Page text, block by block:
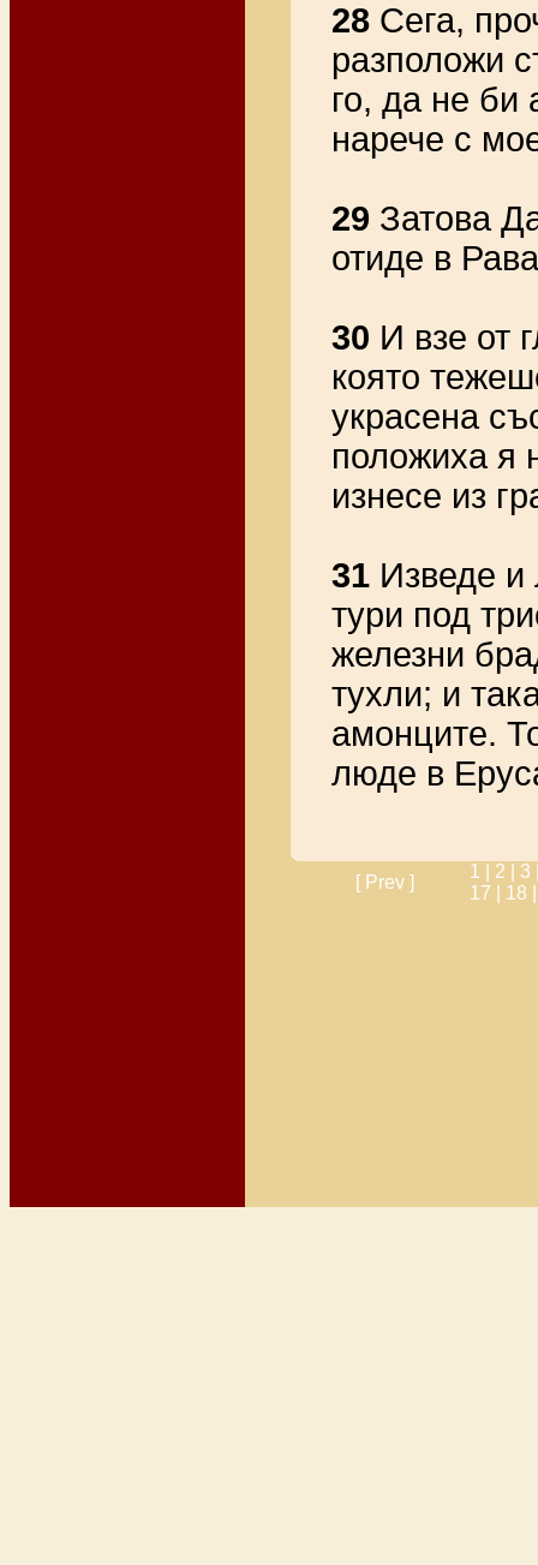
28 Сега,
разположи
го, да не би
нарече с
29 Затова
отиде в
30 И взе от
която
украсена
положиха я
изнесе из
31 Изведе и
тури под
железни
тухли; и
амонците.
люде в
[ Prev ]
1 | 2 | 3
17 | 18